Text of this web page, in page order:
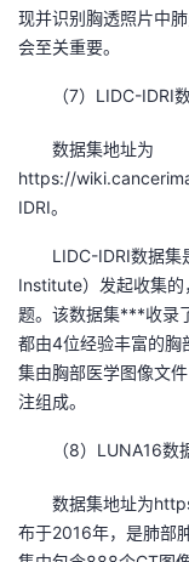
现并识别胸透照片中
会至关重要。
（7）LIDC-IDRI
数据集地址为
https://
IDRI。
LIDC-IDRI数据集
Institute）发起收集的
题。该数据集***收录
都由4位经验丰富的胸
集由胸部医学图像文
注组成。
（8）LUNA16数
数据集地址为
布于2016年，是肺部